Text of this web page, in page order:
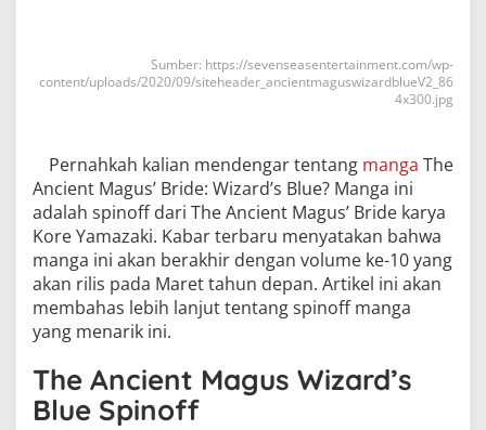
Sumber: https://sevenseasentertainment.com/wp-
content/uploads/2020/09/siteheader_ancientmaguswizardblueV2_86
4x300.jpg
Pernahkah kalian mendengar tentang manga The
Ancient Magus’ Bride: Wizard’s Blue? Manga ini
adalah spinoff dari The Ancient Magus’ Bride karya
Kore Yamazaki. Kabar terbaru menyatakan bahwa
manga ini akan berakhir dengan volume ke-10 yang
akan rilis pada Maret tahun depan. Artikel ini akan
membahas lebih lanjut tentang spinoff manga
yang menarik ini.
The Ancient Magus Wizard’s
Blue Spinoff